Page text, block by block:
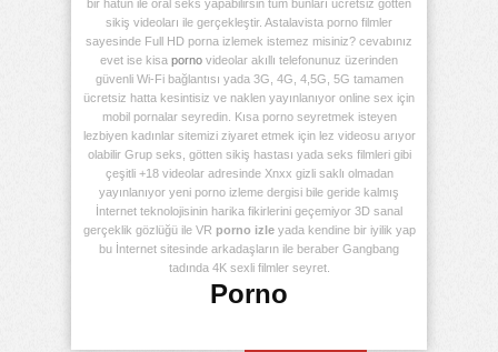
bir hatun ile oral seks yapabilirsin tüm bunları ücretsiz götten
sikiş videoları ile gerçekleştir. Astalavista porno filmler
sayesinde Full HD porna izlemek istemez misiniz? cevabınız
evet ise kisa porno videolar akıllı telefonunuz üzerinden
güvenli Wi-Fi bağlantısı yada 3G, 4G, 4,5G, 5G tamamen
ücretsiz hatta kesintisiz ve naklen yayınlanıyor online sex için
mobil pornalar seyredin. Kısa porno seyretmek isteyen
lezbiyen kadınlar sitemizi ziyaret etmek için lez videosu arıyor
olabilir Grup seks, götten sikiş hastası yada seks filmleri gibi
çeşitli +18 videolar adresinde Xnxx gizli saklı olmadan
yayınlanıyor yeni porno izleme dergisi bile geride kalmış
İnternet teknolojisinin harika fikirlerini geçemiyor 3D sanal
gerçeklik gözlüğü ile VR porno izleyada kendine bir iyilik yap
bu İnternet sitesinde arkadaşların ile beraber Gangbang
tadında 4K sexli filmler seyret.
Porno